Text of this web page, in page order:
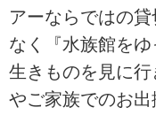
アーならではの
なく『水族館を
生きものを見に
やご家族でのお